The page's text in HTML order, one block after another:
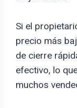
Si el
precio más
de cierre
efectivo, lo
muchos